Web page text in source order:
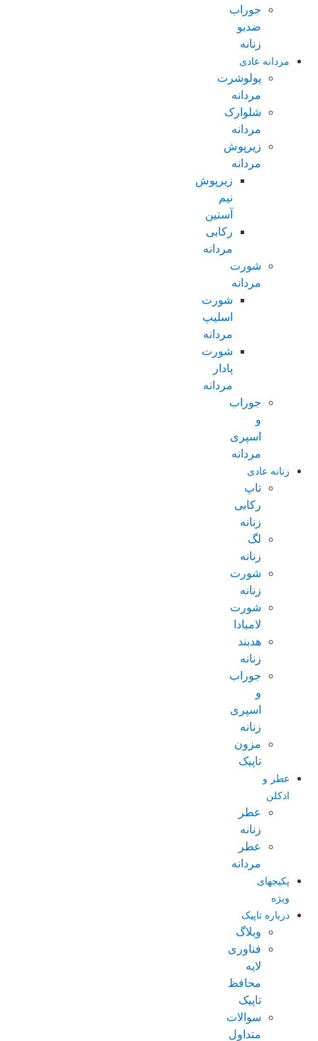
جوراب
ضدبو
زنانه
مردانه عادی
پولوشرت
مردانه
شلوارک
مردانه
زیرپوش
مردانه
زیرپوش
نیم
آستین
رکابی
مردانه
شورت
مردانه
شورت
اسلیپ
مردانه
شورت
پادار
مردانه
جوراب
و
اسپری
مردانه
زنانه عادی
تاپ
رکابی
زنانه
لگ
زنانه
شورت
زنانه
شورت
لامبادا
هدبند
زنانه
جوراب
و
اسپری
زنانه
مزون
تاپیک
عطر و
ادکلن
عطر
زنانه
عطر
مردانه
پکیجهای
ویژه
درباره تاپیک
وبلاگ
فناوری
لایه
محافظ
تاپیک
سوالات
متداول